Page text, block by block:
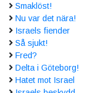
Smaklöst!
Nu var det nära!
Israels fiender
Så sjukt!
Fred?
Delta i Göteborg!
Hatet mot Israel